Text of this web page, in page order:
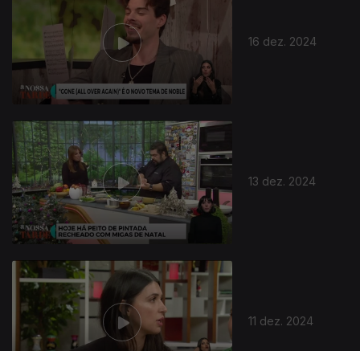
16 dez. 2024
13 dez. 2024
11 dez. 2024
814947